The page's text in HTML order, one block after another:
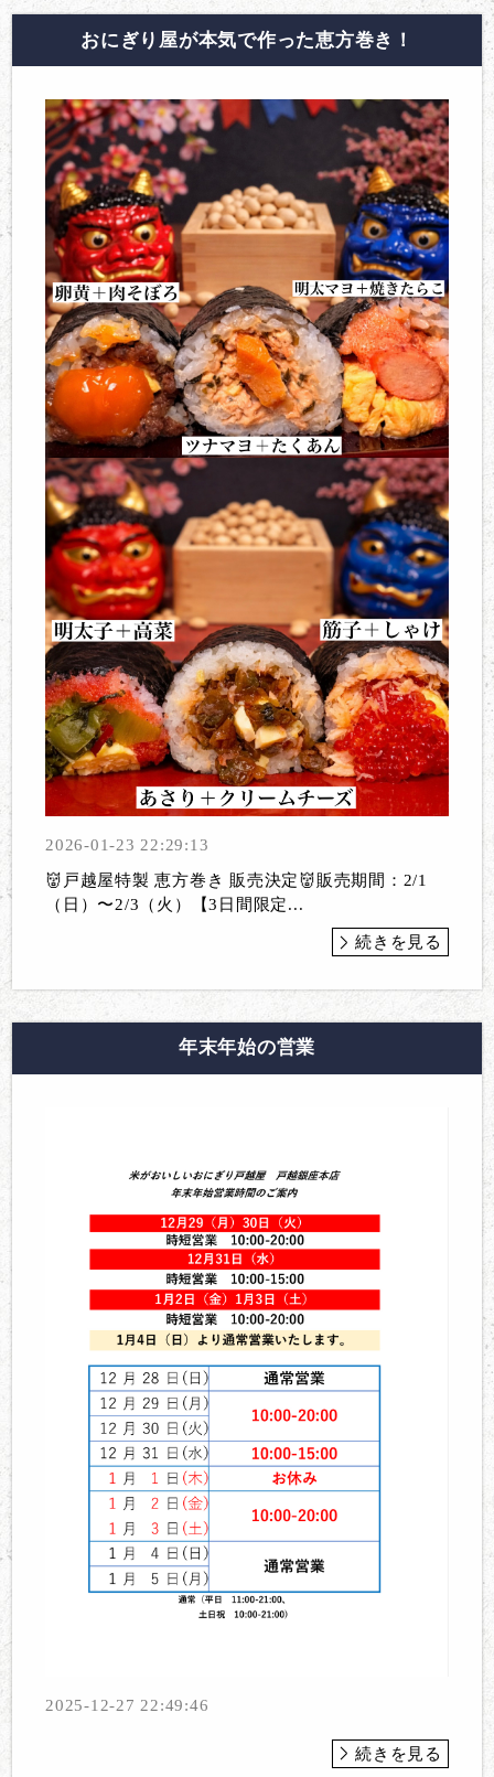
おにぎり屋が本気で作った恵方巻き！
2026-01-23 22:29:13
👹戸越屋特製 恵方巻き 販売決定👹販売期間：2/1
（日）〜2/3（火）【3日間限定...
続きを見る
年末年始の営業
2025-12-27 22:49:46
続きを見る